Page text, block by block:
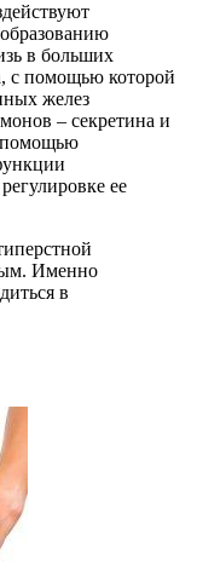
в больших
с помощью которой
желез
– секретина и
помощью
ее
Именно
в